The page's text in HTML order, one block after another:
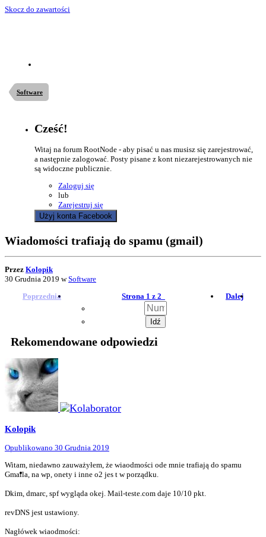
Skocz do zawartości
Software
Cześć!
Witaj na forum RootNode - aby pisać u nas musisz się zarejestrować,
a następnie zalogować. Posty pisane z kont niezarejestrowanych nie
są widoczne publicznie.
Zaloguj się
lub
Zarejestruj się
Użyj konta Facebook
Wiadomości trafiają do spamu (gmail)
Przez Kolopik
30 Grudnia 2019 wSoftware
Poprzednia
Dalej
Strona 1 z 2
Rekomendowane odpowiedzi
Kolopik
Opublikowano 30 Grudnia 2019
Witam, niedawno zauważyłem, że wiaodmości ode mnie trafiają do spamu
Gmaila, na wp, onety i inne o2 jes t w porządku.
Dkim, dmarc, spf wygląda okej. Mail-teste.com daje 10/10 pkt.
revDNS jest ustawiony.
Nagłówek wiaodmości: